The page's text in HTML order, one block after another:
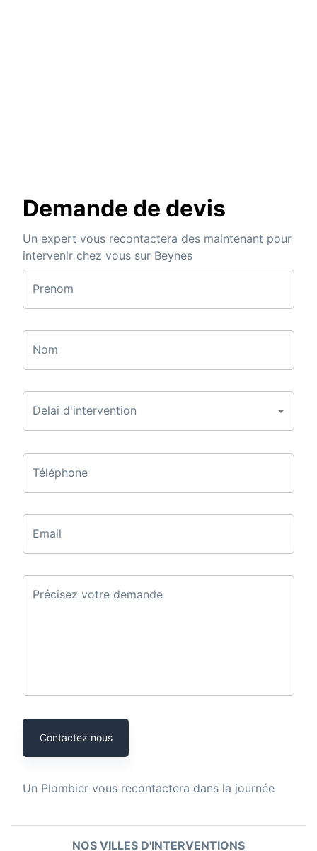
Demande de devis
Un expert vous recontactera des maintenant pour
intervenir chez vous sur Beynes
Prenom
Nom
Delai d'intervention
Téléphone
Email
Précisez votre demande
Contactez nous
Un Plombier vous recontactera dans la journée
NOS VILLES D'INTERVENTIONS